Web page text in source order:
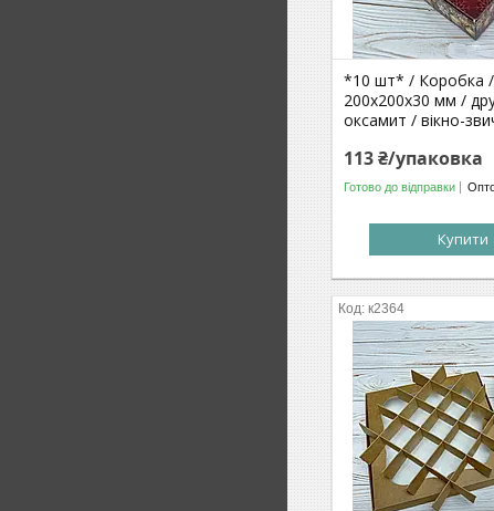
*10 шт* / Коробка /
200х200х30 мм /
оксамит / вікно-
113 ₴/упаковка
Готово до відправки
Купити
к2364